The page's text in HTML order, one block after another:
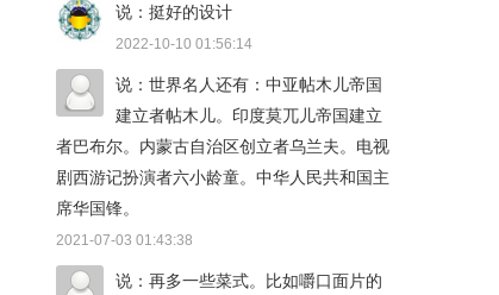
说：挺好的设计
2022-10-10 01:56:14
说：世界名人还有：中亚帖木儿帝国
建立者帖木儿。印度莫兀儿帝国建立
者巴布尔。内蒙古自治区创立者乌兰夫。电视
剧西游记扮演者六小龄童。中华人民共和国主
席华国锋。
2021-07-03 01:43:38
说：再多一些菜式。比如嚼口面片的